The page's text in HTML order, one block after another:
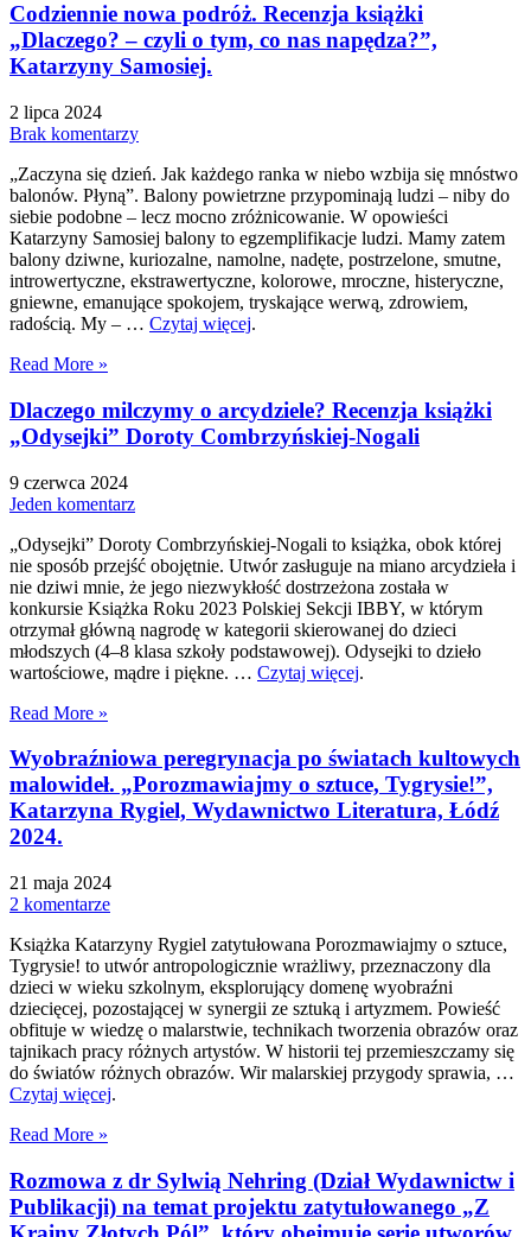
Codziennie nowa podróż. Recenzja książki
„Dlaczego? – czyli o tym, co nas napędza?”,
Katarzyny Samosiej.
2 lipca 2024
Brak komentarzy
„Zaczyna się dzień. Jak każdego ranka w niebo wzbija się mnóstwo
balonów. Płyną”. Balony powietrzne przypominają ludzi – niby do
siebie podobne – lecz mocno zróżnicowanie. W opowieści
Katarzyny Samosiej balony to egzemplifikacje ludzi. Mamy zatem
balony dziwne, kuriozalne, namolne, nadęte, postrzelone, smutne,
introwertyczne, ekstrawertyczne, kolorowe, mroczne, histeryczne,
gniewne, emanujące spokojem, tryskające werwą, zdrowiem,
radością. My – … Czytaj więcej.
Read More »
Dlaczego milczymy o arcydziele? Recenzja książki
„Odysejki” Doroty Combrzyńskiej-Nogali
9 czerwca 2024
Jeden komentarz
„Odysejki” Doroty Combrzyńskiej-Nogali to książka, obok której
nie sposób przejść obojętnie. Utwór zasługuje na miano arcydzieła i
nie dziwi mnie, że jego niezwykłość dostrzeżona została w
konkursie Książka Roku 2023 Polskiej Sekcji IBBY, w którym
otrzymał główną nagrodę w kategorii skierowanej do dzieci
młodszych (4–8 klasa szkoły podstawowej). Odysejki to dzieło
wartościowe, mądre i piękne. … Czytaj więcej.
Read More »
Wyobraźniowa peregrynacja po światach kultowych
malowideł. „Porozmawiajmy o sztuce, Tygrysie!”,
Katarzyna Rygiel, Wydawnictwo Literatura, Łódź
2024.
21 maja 2024
2 komentarze
Książka Katarzyny Rygiel zatytułowana Porozmawiajmy o sztuce,
Tygrysie! to utwór antropologicznie wrażliwy, przeznaczony dla
dzieci w wieku szkolnym, eksplorujący domenę wyobraźni
dziecięcej, pozostającej w synergii ze sztuką i artyzmem. Powieść
obfituje w wiedzę o malarstwie, technikach tworzenia obrazów oraz
tajnikach pracy różnych artystów. W historii tej przemieszczamy się
do światów różnych obrazów. Wir malarskiej przygody sprawia, …
Czytaj więcej.
Read More »
Rozmowa z dr Sylwią Nehring (Dział Wydawnictw i
Publikacji) na temat projektu zatytułowanego „Z